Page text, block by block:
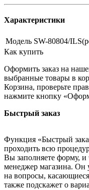
Характеристики
Модель SW-80804/
Как купить
Оформить заказ на
выбранные товары в
Корзина, проверьте
нажмите кнопку
Быстрый заказ
Функция «Быстрый
проходить всю
Вы заполняете форму, и
менеджер магазина. Он
на вопросы, касающиеся
также подскажет о